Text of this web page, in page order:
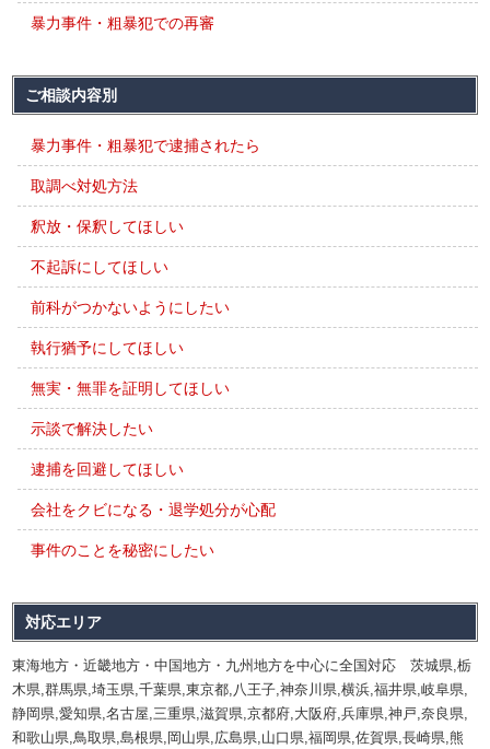
暴力事件・粗暴犯での再審
ご相談内容別
暴力事件・粗暴犯で逮捕されたら
取調べ対処方法
釈放・保釈してほしい
不起訴にしてほしい
前科がつかないようにしたい
執行猶予にしてほしい
無実・無罪を証明してほしい
示談で解決したい
逮捕を回避してほしい
会社をクビになる・退学処分が心配
事件のことを秘密にしたい
対応エリア
東海地方・近畿地方・中国地方・九州地方を中心に全国対応 茨城県,栃
木県,群馬県,埼玉県,千葉県,東京都,八王子,神奈川県,横浜,福井県,岐阜県,
静岡県,愛知県,名古屋,三重県,滋賀県,京都府,大阪府,兵庫県,神戸,奈良県,
和歌山県,鳥取県,島根県,岡山県,広島県,山口県,福岡県,佐賀県,長崎県,熊